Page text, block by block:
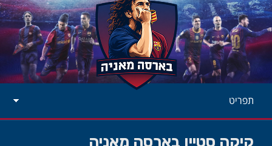
תפריט
קיקה סטיין בארסה מאניה